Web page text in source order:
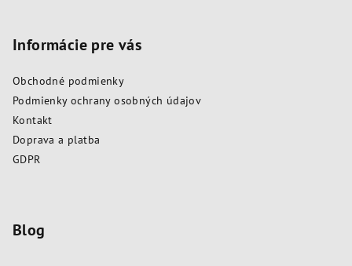
r
Informácie pre vás
Obchodné podmienky
Podmienky ochrany osobných údajov
Kontakt
Doprava a platba
GDPR
Blog